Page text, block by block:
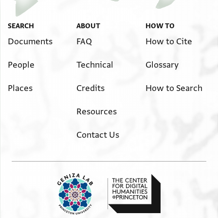
. . . . . . . . . . . . מולאי וריסי וגלילי אטאל אללה
בק[אה] . . . . . . . . . . ומן . .
. . . . . . . . . . . . .
כנת משגול לאן כאנת
אלמראכב . . קה מע . ת . ע . . . . . . . . . . . . . . . . . . .
ג . דנא ותלת . . . . . ת . . . . . . . . . ע . . . . . . ל . . . . .
ולמא כאן יסידי פי הדא אלאסבוע אלמאצי וצל עשארי
אכדוה אלרום ודכר יסידי אן כאן מעה מרכב אן אכר
מן הו ובקי קלבי מ[ת]פצל(?) אלי אללה יטלענא עלי
לסידי ומולאי אבי אסחק אברהם בן . . . . .
אטאל אללה בקאה ואדאם תאיידה וסלאמתה
Image Permissions Statement
SEARCH
Documents
People
Places
ABOUT
FAQ
Technical
Credits
Resources
Contact Us
HOW TO
How to Cite
Glossary
How to Search